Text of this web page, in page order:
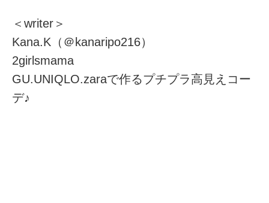
＜writer＞
Kana.K（＠kanaripo216）
2girlsmama
GU.UNIQLO.zaraで作るプチプラ高見えコー
デ♪